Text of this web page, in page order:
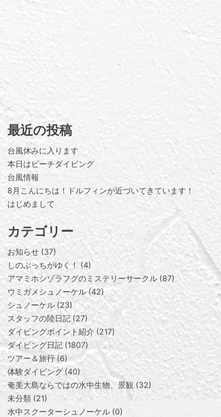
最近の投稿
台風休みに入ります
本日はビーチダイビング
台風情報
8月こんにちは！ドルフィンが近づいてきています！
はじめまして
カテゴリー
お知らせ 37
しのぶっちがゆく！
4
アマミホシゾラフグのミステリーサークル 87
ウミガメシュノーケル 42
シュノーケル 23
スタッフの陸日記 27
ダイビングポイント紹介 217
ダイビング日記 1807
ツアー＆旅行 6
体験ダイビング 40
奄美大島ならではの水中生物、景観 32
未分類 21
水中スクーターシュノーケル 0